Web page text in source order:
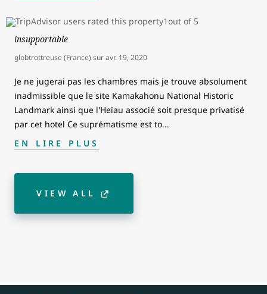
insupportable
globtrottreuse (France) suravr. 19, 2020
Je ne jugerai pas les chambres mais je trouve absolument
inadmissible que le site Kamakahonu National Historic
Landmark ainsi que l'Heiau associé soit presque privatisé
par cet hotel Ce suprématisme est to...
EN LIRE PLUS
VIEW ALL